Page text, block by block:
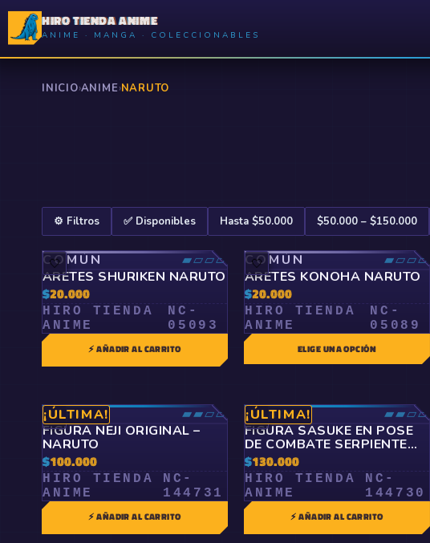
HIRO TIENDA ANIME
ANIME · MANGA · COLECCIONABLES
INICIO›ANIME›NARUTO
⚙️ Filtros ✅ Disponibles Hasta $50.000 $50.000 – $150.000
🤍
COMÚN
▰▱▱▱
ARETES SHURIKEN NARUTO
$20.000
HIRO TIENDA
ANIME
NC-
05093
⚡ AÑADIR AL CARRITO
🤍
COMÚN
▰▱▱▱
ARETES KONOHA NARUTO
$20.000
HIRO TIENDA
ANIME
NC-
05089
ELIGE UNA OPCIÓN
🤍
¡ÚLTIMA!
RARO
▰▰▱▱
FIGURA NEJI ORIGINAL –
NARUTO
$100.000
HIRO TIENDA
ANIME
NC-
144731
⚡ AÑADIR AL CARRITO
🤍
¡ÚLTIMA!
RARO
▰▰▱▱
FIGURA SASUKE EN POSE
DE COMBATE SERPIENTE
ORIGINAL – NARUTO
$130.000
HIRO TIENDA
ANIME
NC-
144730
⚡ AÑADIR AL CARRITO